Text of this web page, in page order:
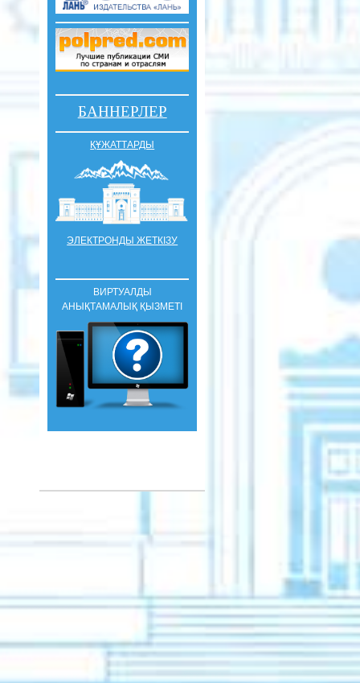
БАННЕРЛЕР
ҚҰЖАТТАРДЫ
ЭЛЕКТРОНДЫ ЖЕТКІЗУ
ВИРТУАЛДЫ
АНЫҚТАМАЛЫҚ ҚЫЗМЕТІ